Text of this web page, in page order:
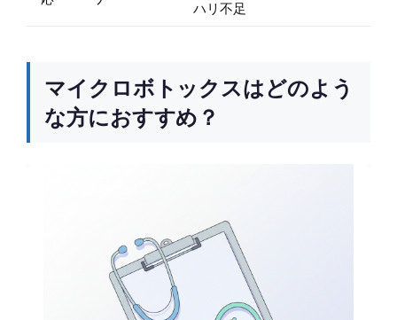
ハリ不足
マイクロボトックスはどのよう
な方におすすめ？